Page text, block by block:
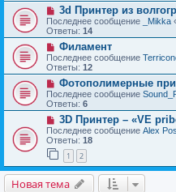
3d Принтер из
Последнее сообщение _Mikka
Ответы: 14
Филамент
Последнее сообщение
Ответы: 12
Фотополимерные
Последнее сообщение
Ответы: 6
3D Принтер – «VE
Последнее сообщение Alex
Ответы: 18
1 2
Новая тема